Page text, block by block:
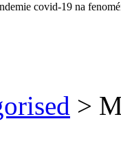
covid-19 na
>